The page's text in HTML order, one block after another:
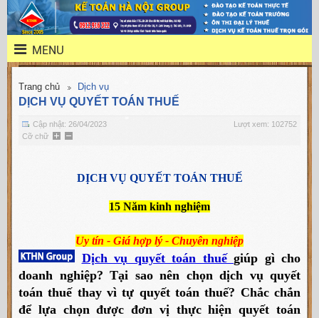
MENU
Trang chủ Dịch vụ
DỊCH VỤ QUYẾT TOÁN THUẾ
Cập nhật: 26/04/2023
Lượt xem: 102752
Cỡ chữ
DỊCH VỤ QUYẾT TOÁN THUẾ
15 Năm kinh nghiệm
Uy tín - Giá hợp lý - Chuyên nghiệp
Dịch vụ quyết toán thuế giúp gì cho
doanh nghiệp? Tại sao nên chọn dịch vụ quyết
toán thuế thay vì tự quyết toán thuế? Chắc chắn
để lựa chọn được đơn vị thực hiện quyết toán